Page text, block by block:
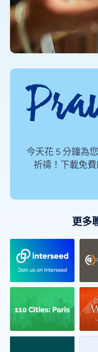
今天花 5 分鐘為
祈禱！下載免
更多